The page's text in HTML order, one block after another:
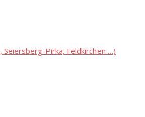
Pirka, Feldkirchen …)